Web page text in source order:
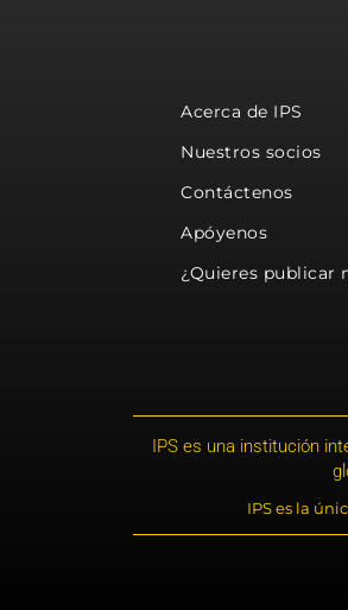
Acerca de IPS
Nuestros socios
Contáctenos
Apóyenos
¿Quieres publicar
IPS es una institución
IPS es la